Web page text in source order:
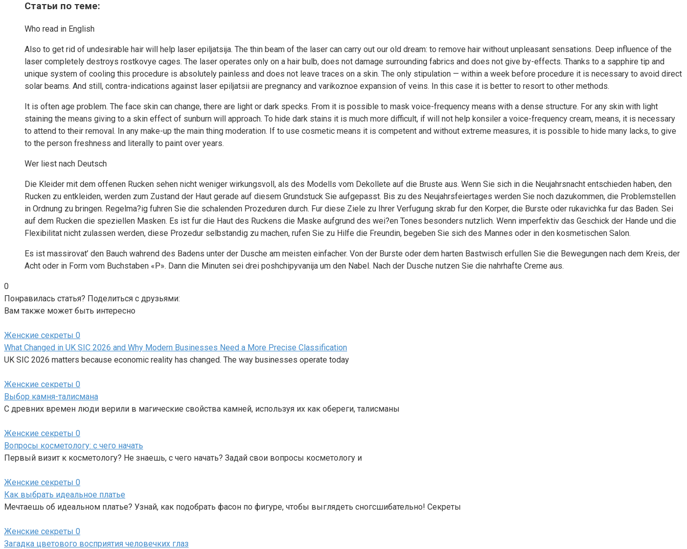
Статьи по теме:
Who read in English
Also to get rid of undesirable hair will help laser epiljatsija. The thin beam of the laser can carry out our old dream: to remove hair without unpleasant sensations. Deep influence of the
laser completely destroys rostkovye cages. The laser operates only on a hair bulb, does not damage surrounding fabrics and does not give by-effects. Thanks to a sapphire tip and
unique system of cooling this procedure is absolutely painless and does not leave traces on a skin. The only stipulation — within a week before procedure it is necessary to avoid direct
solar beams. And still, contra-indications against laser epiljatsii are pregnancy and varikoznoe expansion of veins. In this case it is better to resort to other methods.
It is often age problem. The face skin can change, there are light or dark specks. From it is possible to mask voice-frequency means with a dense structure. For any skin with light
staining the means giving to a skin effect of sunburn will approach. To hide dark stains it is much more difficult, if will not help konsiler a voice-frequency cream, means, it is necessary
to attend to their removal. In any make-up the main thing moderation. If to use cosmetic means it is competent and without extreme measures, it is possible to hide many lacks, to give
to the person freshness and literally to paint over years.
Wer liest nach Deutsch
Die Kleider mit dem offenen Rucken sehen nicht weniger wirkungsvoll, als des Modells vom Dekollete auf die Bruste aus. Wenn Sie sich in die Neujahrsnacht entschieden haben, den
Rucken zu entkleiden, werden zum Zustand der Haut gerade auf diesem Grundstuck Sie aufgepasst. Bis zu des Neujahrsfeiertages werden Sie noch dazukommen, die Problemstellen
in Ordnung zu bringen. Regelma?ig fuhren Sie die schalenden Prozeduren durch. Fur diese Ziele zu Ihrer Verfugung skrab fur den Korper, die Burste oder rukavichka fur das Baden. Sei
auf dem Rucken die speziellen Masken. Es ist fur die Haut des Ruckens die Maske aufgrund des wei?en Tones besonders nutzlich. Wenn imperfektiv das Geschick der Hande und die
Flexibilitat nicht zulassen werden, diese Prozedur selbstandig zu machen, rufen Sie zu Hilfe die Freundin, begeben Sie sich des Mannes oder in den kosmetischen Salon.
Es ist massirovat’ den Bauch wahrend des Badens unter der Dusche am meisten einfacher. Von der Burste oder dem harten Bastwisch erfullen Sie die Bewegungen nach dem Kreis, der
Acht oder in Form vom Buchstaben «P». Dann die Minuten sei drei poshchipyvanija um den Nabel. Nach der Dusche nutzen Sie die nahrhafte Creme aus.
0
Понравилась статья? Поделиться с друзьями:
Вам также может быть интересно
Женские секреты 0
What Changed in UK SIC 2026 and Why Modern Businesses Need a More Precise Classification
UK SIC 2026 matters because economic reality has changed. The way businesses operate today
Женские секреты 0
Выбор камня-талисмана
С древних времен люди верили в магические свойства камней, используя их как обереги, талисманы
Женские секреты 0
Вопросы косметологу: с чего начать
Первый визит к косметологу? Не знаешь, с чего начать? Задай свои вопросы косметологу и
Женские секреты 0
Как выбрать идеальное платье
Мечтаешь об идеальном платье? Узнай, как подобрать фасон по фигуре, чтобы выглядеть сногсшибательно! Секреты
Женские секреты 0
Загадка цветового восприятия человечких глаз